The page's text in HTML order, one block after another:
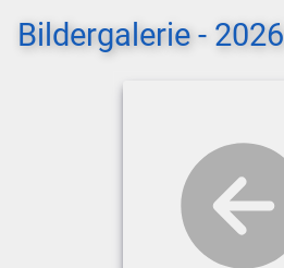
Bildergalerie - 2026